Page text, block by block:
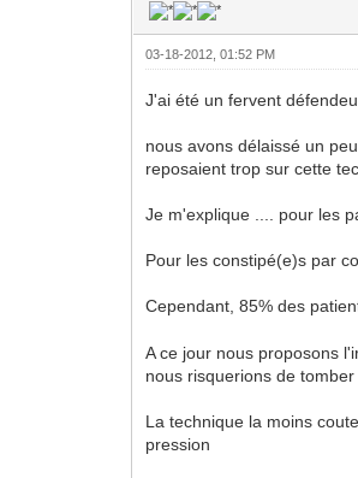
03-18-2012, 01:52 PM
J'ai été un fervent
nous avons délaissé un
reposaient trop sur cette
Je m'explique .... pour les
Pour les constipé(e)s par
Cependant, 85% des
A ce jour nous proposons
nous risquerions de
La technique la moins
pression